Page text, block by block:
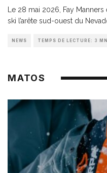
Le 28 mai 2026, Fay
ski l’arête sud-ouest du
NEWS TEMPS DE LECTURE: 3 MN
MATOS